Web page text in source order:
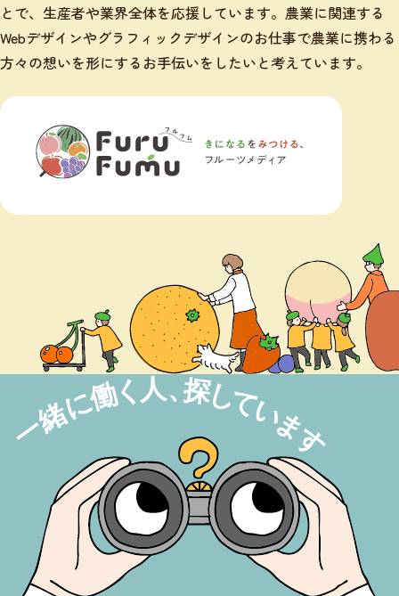
とで、生産者や業界全体を応援しています。農業に関連する
Webデザインやグラフィックデザインのお仕事で農業に携わる
方々の想いを形にするお手伝いをしたいと考えています。